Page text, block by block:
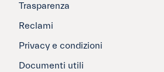
Trasparenza
Reclami
Privacy e condizioni
Documenti utili